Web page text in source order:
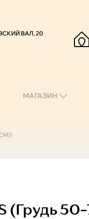
ВАЛ, 20
МАГАЗИН
(грудь